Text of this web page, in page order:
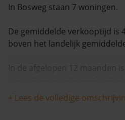
In Bosweg staan 7 woningen.
De gemiddelde verkooptijd is
boven het landelijk
In de afgelopen 12 maanden is
+ Lees de volledige